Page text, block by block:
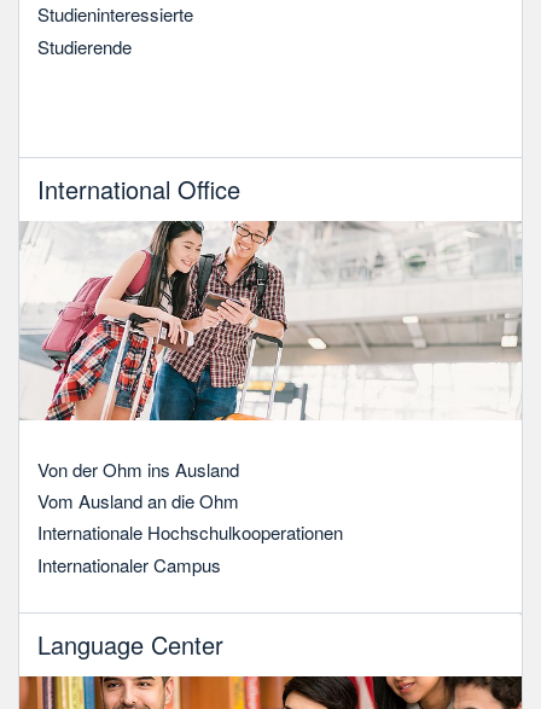
Studieninteressierte
Studierende
International Office
Von der Ohm ins Ausland
Vom Ausland an die Ohm
Internationale Hochschulkooperationen
Internationaler Campus
Language Center